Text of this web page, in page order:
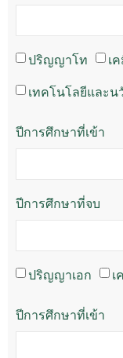
ปริญญาโท เ
เทคโนโลยีและน
ปีการศึกษาที่เข้า
ปีการศึกษาที่จบ
ปริญญาเอก เ
ปีการศึกษาที่เข้า